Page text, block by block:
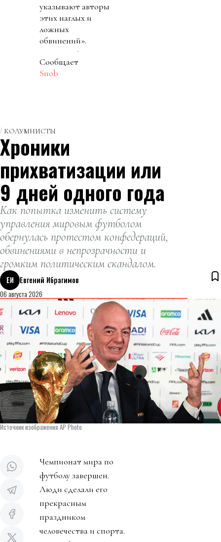
указывают авторы
этих наглых и
ложных
обвинений».
Сообщает
Snob
КОЛУМНИСТЫ
Хроники
прихватизации или
9 дней одного года
Как попытка изменить систему
управления мировым футболом
обернулась протестом конфедераций,
обвинениями в непрозрачности и
громким политическим скандалом.
ЕИ
Евгений Ибрагимов
06 августа 2026
Источник изображения AP Photo
Чемпионат мира по
футболу завершен.
Люди сделали его
прекрасным
праздником
человечества и спорта.